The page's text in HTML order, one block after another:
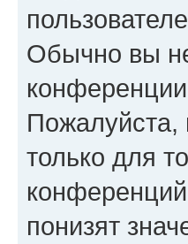
Обычно вы
только для
понизят